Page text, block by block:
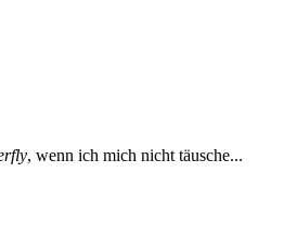
, wenn ich mich nicht täusche...